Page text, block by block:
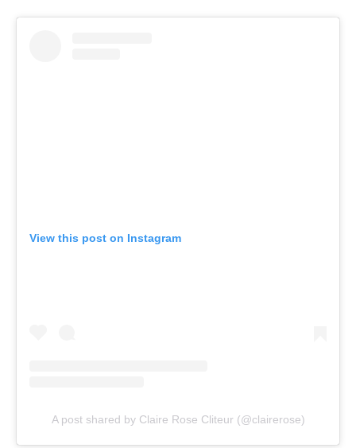
View this post on Instagram
A post shared by Claire Rose Cliteur (@clairerose)